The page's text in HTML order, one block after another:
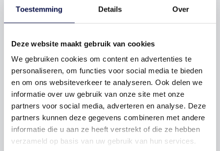
Toestemming Details Over
Deze website maakt gebruik van cookies
We gebruiken cookies om content en advertenties te
personaliseren, om functies voor social media te bieden
en om ons websiteverkeer te analyseren. Ook delen we
informatie over uw gebruik van onze site met onze
partners voor social media, adverteren en analyse. Deze
partners kunnen deze gegevens combineren met andere
informatie die u aan ze heeft verstrekt of die ze hebben
verzameld op basis van uw gebruik van hun services.